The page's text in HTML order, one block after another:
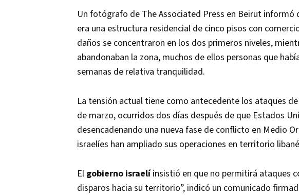
Un fotógrafo de The Associated Press en Beirut
era una estructura residencial de cinco pisos con
daños se concentraron en los dos primeros niveles,
abandonaban la zona, muchos de ellos personas que
semanas de relativa tranquilidad.
La tensión actual tiene como antecedente los ataques
de marzo, ocurridos dos días después de que Estados
desencadenando una nueva fase de conflicto en Medio
israelíes han ampliado sus operaciones en territorio
El gobierno israelíinsistió en que no permitirá ataques
disparos hacia su territorio”, indicó un comunicado